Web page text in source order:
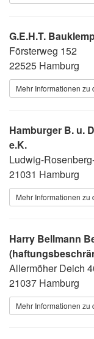
G.E.H.T.
Försterweg 152
22525 Hamburg
Mehr Informationen
Hamburger B. u.
e.K.
Ludwig-
21031 Hamburg
Mehr Informationen
Harry Bellmann
Allermöher Deich
21037 Hamburg
Mehr Informationen